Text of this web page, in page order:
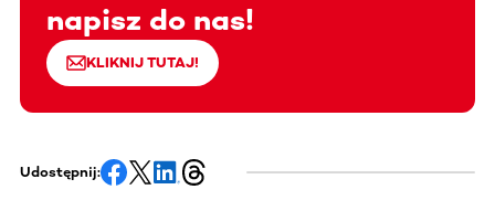
napisz do nas!
KLIKNIJ TUTAJ!
Udostępnij: